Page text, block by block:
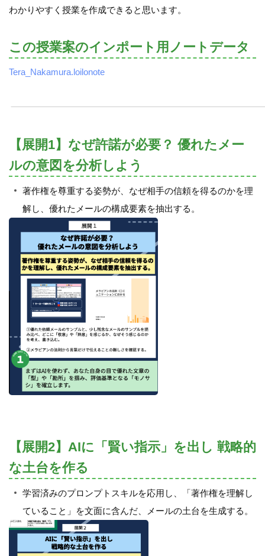
わかりやすく授業を作成できると思います。
この授業案のインポート用ノートデータ
Tera_Nakamura.loilonote
【展開1】なぜ許諾が必要？ 優れたメー
ルの意図を分析しよう
著作権を尊重する姿勢が、なぜ相手の信頼を得るのかを理
解し、優れたメールの構成要素を抽出する。
【展開2】AIに「賢い指示」を出し 戦略的
な土台を作る
学習済みのプロンプトスキルを応用し、「著作権を理解し
ていること」を文面に含んだ、メールの土台を生成する。